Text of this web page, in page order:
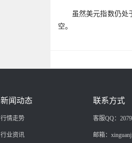
虽然美元指数仍处
空。
新闻动态
行情走势
行业资讯
联系方式
客服QQ：
邮箱：